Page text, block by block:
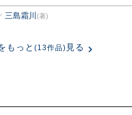
三島霜川 (著)
もっと (13作品) 見る